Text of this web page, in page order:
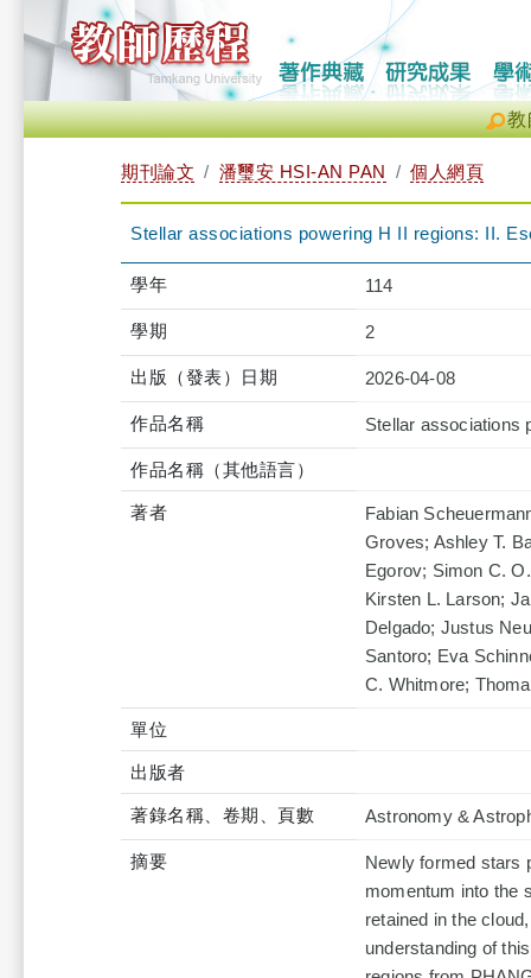
教
期刊論文 潘璽安 HSI-AN PAN 個人網頁
Stellar associations powering H II regions: II.
學年 114
學期 2
出版（發表）日期 2026-04-08
作品名稱 Stellar associations
作品名稱（其他語言）
著者
Fabian
Groves; Ashley T.
Egorov; Simon C.
Kirsten L. Larson;
Delgado; Justus
Santoro; Eva
C. Whitmore;
單位
出版者
著錄名稱、卷期、頁數 Astronomy &
摘要
Newly formed stars
momentum into the
retained in the
understanding of